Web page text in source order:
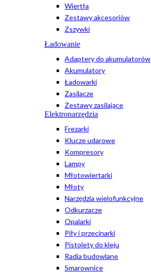
Wiertła
Zestawy akcesoriów
Zszywki
Ładowanie
Adaptery do akumulatorów
Akumulatory
Ładowarki
Zasilacze
Zestawy zasilające
Elektronarzędzia
Frezarki
Klucze udarowe
Kompresory
Lampy
Młotowiertarki
Młoty
Narzędzia wielofunkcyjne
Odkurzacze
Opalarki
Piły i przecinarki
Pistolety do kleju
Radia budowlane
Smarownice